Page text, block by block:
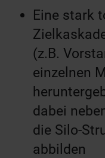
Eine stark
(z.B.
einzelnen
dabei
die Silo-
abbilden